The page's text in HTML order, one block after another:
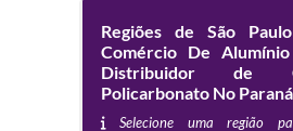
Regiões de São
Comércio De
Distribuidor de
Policarbonato No Paraná
Selecione uma região